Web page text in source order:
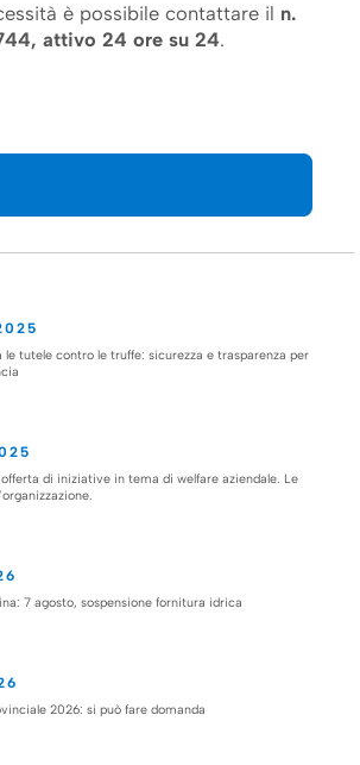
è possibile contattare il n.
attivo 24 ore su 24.
le tutele contro le truffe: sicurezza e trasparenza per
di iniziative in tema di welfare aziendale. Le
7 agosto, sospensione fornitura idrica
2026: si può fare domanda